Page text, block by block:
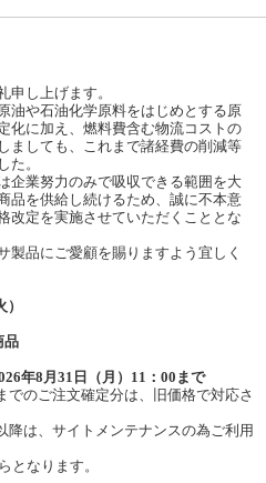
申し上げます。
油や石油化学原料をはじめとする原
化に加え、燃料費含む物流コストの
ましても、これまで諸経費の削減等
た。
企業努力のみで吸収できる範囲を大
品を供給し続けるため、誠に不本意
改定を実施させていただくこととな
製品にご愛顧を賜りますよう宜しく
品
年8月31日（月）11：00まで
のご注文確定分は、旧価格で対応さ
は、サイトメンテナンスの為ご利用
となります。